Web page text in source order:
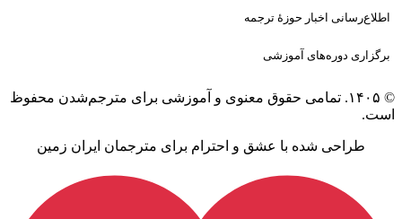
اطلاع‌رسانی اخبار حوزهٔ ترجمه
برگزاری دوره‌های آموزشی
© ۱۴۰۵. تمامی حقوق معنوی و آموزشی برای مترجم‌شدن محفوظ
است.
طراحی شده با عشق و احترام برای مترجمان ایران زمین